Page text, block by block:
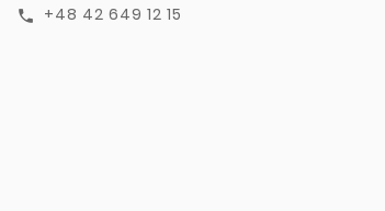
call +48 42 649 12 15